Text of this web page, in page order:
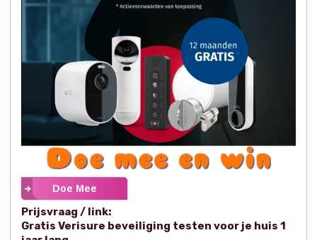
Doe Mee
Prijsvraag / link:
Gratis Verisure beveiliging testen voor je huis 1